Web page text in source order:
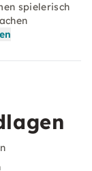
spielerisch